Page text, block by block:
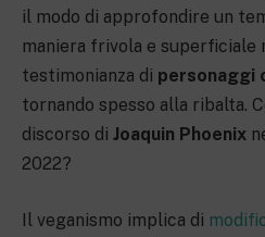
il modo di approfondire un
maniera frivola e superficiale
testimonianza di personaggi
tornando spesso alla ribalta.
discorso di Joaquin Phoenix
2022?
Il veganismo implica di